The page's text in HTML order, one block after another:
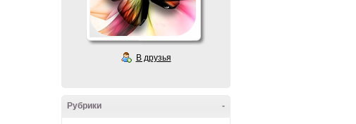
В друзья
-
Рубрики